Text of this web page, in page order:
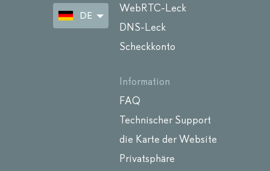
DE
WebRTC-Leck
DNS-Leck
Scheckkonto
Information
FAQ
Technischer Support
die Karte der Website
Privatsphäre